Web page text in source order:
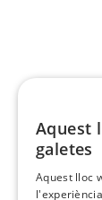
Aquest
galetes
Aquest lloc